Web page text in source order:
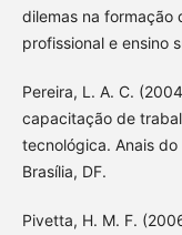
dilemas na formação
profissional e ensino
Pereira, L. A. C.
capacitação de
tecnológica. Anais do
Brasília, DF.
Pivetta, H. M. F.